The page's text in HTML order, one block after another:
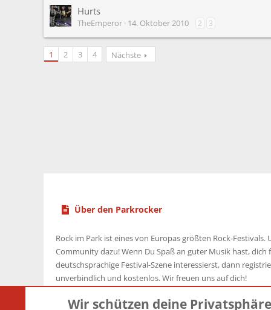
Hurts
TheEmperor 14. Oktober 2010 2 3
1 2 3 4 Nächste
Über den Parkrocker
Rock im Park ist eines von Europas größten Rock-Festivals.
Community dazu! Wenn Du Spaß an guter Musik hast, dich
deutschsprachige Festival-Szene interessierst, dann
unverbindlich und kostenlos. Wir freuen uns auf dich!
Wir schützen deine Privatsphäre